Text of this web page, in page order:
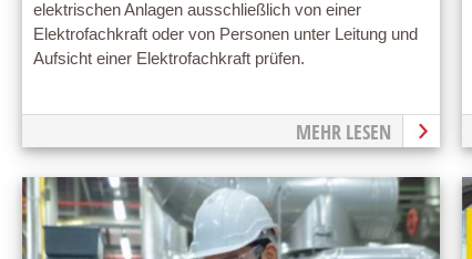
elektrischen Anlagen ausschließlich von einer
Elektrofachkraft oder von Personen unter Leitung und
Aufsicht einer Elektrofachkraft prüfen.
MEHR LESEN